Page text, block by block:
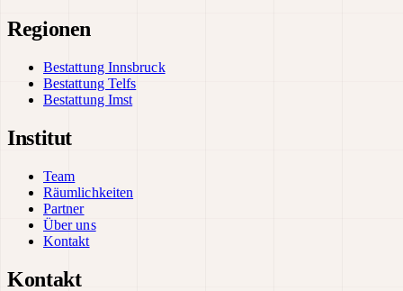
Regionen
Bestattung Innsbruck
Bestattung Telfs
Bestattung Imst
Institut
Team
Räumlichkeiten
Partner
Über uns
Kontakt
Kontakt